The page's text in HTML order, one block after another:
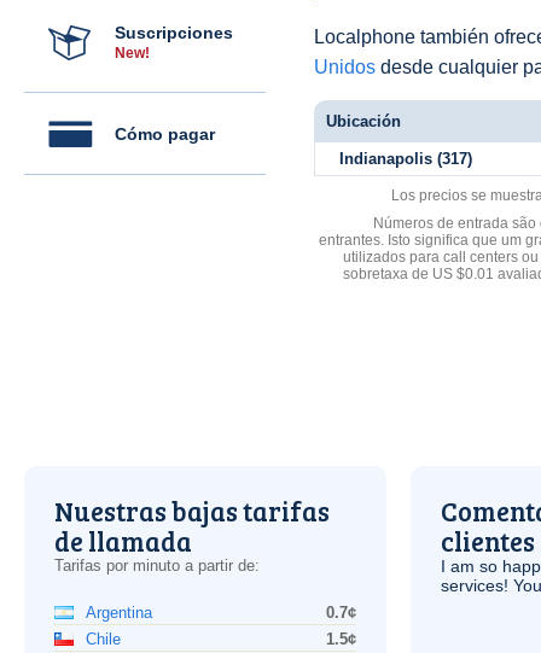
Suscripciones
New!
Cómo pagar
Localphone también
Unidos desde cualquier
Ubicación
Indianapolis (317)
Los precios se
Números de entrada
entrantes. Isto significa que um
utilizados para call centers
sobretaxa de US $0.01
Nuestras bajas tarifas
de llamada
Tarifas por minuto a partir de:
Argentina
0.7¢
Chile
1.5¢
clientes
I am so
services!